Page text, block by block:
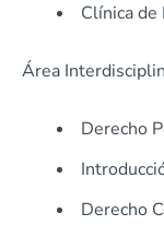
Clínica de
Área
Derecho
Derecho